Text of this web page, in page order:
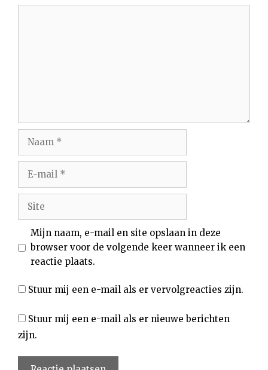
Naam
Site
Mijn naam, e-mail en site opslaan in deze
browser voor de volgende keer wanneer ik een
reactie plaats.
Stuur mij een e-mail als er vervolgreacties zijn.
Stuur mij een e-mail als er nieuwe berichten
zijn.